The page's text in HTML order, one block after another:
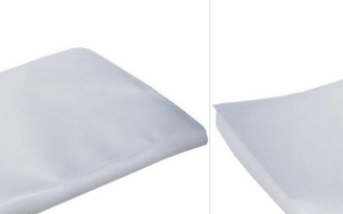
Καπάκια
BRANDED ΛΥΣΕΙΣ